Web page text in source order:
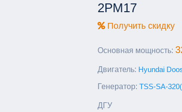
2РМ17
Получить скидку
Основная мощность:
Двигатель: Hyundai
Генератор: TSS-SA-
ДГУ